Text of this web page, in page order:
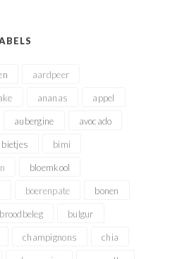
aardpeer
ananas appel
aubergine avocado
bietjes bimi
bloemkool
boerenpate bonen
broodbeleg bulgur
champignons chia